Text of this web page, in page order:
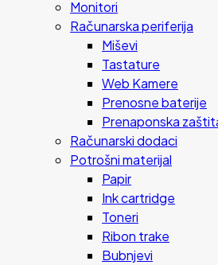
Monitori
Računarska periferija
Miševi
Tastature
Web Kamere
Prenosne baterije
Prenaponska
Računarski dodaci
Potrošni materijal
Papir
Ink cartridge
Toneri
Ribon trake
Bubnjevi